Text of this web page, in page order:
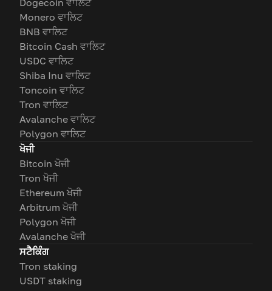
Dogecoin ਵਾਲਿਟ
Monero ਵਾਲਿਟ
BNB ਵਾਲਿਟ
Bitcoin Cash ਵਾਲਿਟ
USDC ਵਾਲਿਟ
Shiba Inu ਵਾਲਿਟ
Toncoin ਵਾਲਿਟ
Tron ਵਾਲਿਟ
Avalanche ਵਾਲਿਟ
Polygon ਵਾਲਿਟ
ਖੋਜੀ
Bitcoin ਖੋਜੀ
Tron ਖੋਜੀ
Ethereum ਖੋਜੀ
Arbitrum ਖੋਜੀ
Polygon ਖੋਜੀ
Avalanche ਖੋਜੀ
ਸਟੈਕਿੰਗ
Tron staking
USDT staking